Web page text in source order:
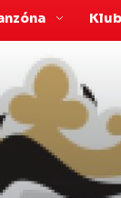
Klub